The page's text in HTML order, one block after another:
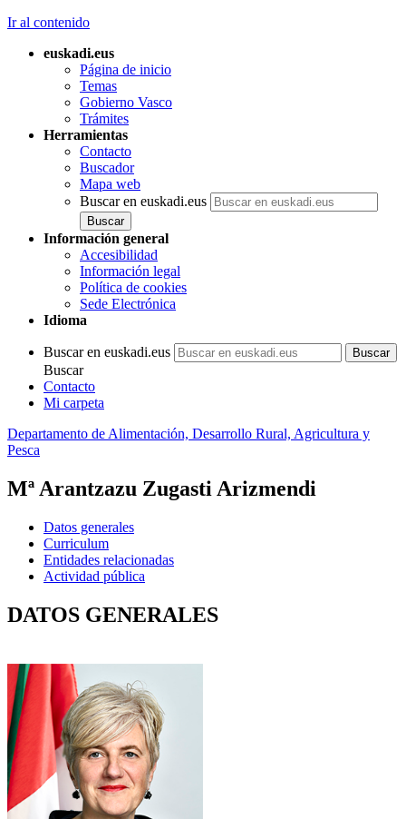
Ir al contenido
euskadi.eus
Página de inicio
Temas
Gobierno Vasco
Trámites
Herramientas
Contacto
Buscador
Mapa web
Buscar en euskadi.eus
Información general
Accesibilidad
Información legal
Política de cookies
Sede Electrónica
Idioma
Buscar en euskadi.eus
Buscar
Contacto
Mi carpeta
Departamento de Alimentación, Desarrollo Rural, Agricultura y
Pesca
Mª Arantzazu Zugasti Arizmendi
Datos generales
Curriculum
Entidades relacionadas
Actividad pública
DATOS GENERALES